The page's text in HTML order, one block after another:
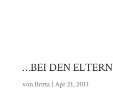
…BEI DEN ELTERN
vonBritta| Apr 21, 2013